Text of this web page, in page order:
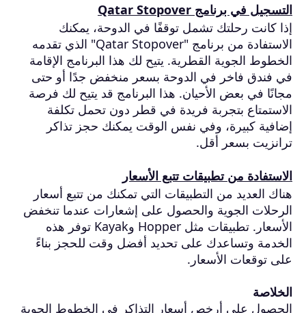
التسجيل في برنامج Qatar Stopover
إذا كانت رحلتك تشمل توقفًا في الدوحة، يمكنك
الاستفادة من برنامج "Qatar Stopover" الذي تقدمه
الخطوط الجوية القطرية. يتيح لك هذا البرنامج الإقامة
في فندق فاخر في الدوحة بسعر منخفض جدًا أو حتى
مجانًا في بعض الأحيان. هذا البرنامج قد يتيح لك فرصة
الاستمتاع بتجربة فريدة في قطر دون تحمل تكلفة
إضافية كبيرة، وفي نفس الوقت يمكنك حجز تذاكر
ترانزيت بسعر أقل.
الاستفادة من تطبيقات تتبع الأسعار
هناك العديد من التطبيقات التي تمكنك من تتبع أسعار
الرحلات الجوية والحصول على إشعارات عندما تنخفض
الأسعار. تطبيقات مثل Hopper وKayak توفر هذه
الخدمة وتساعدك على تحديد أفضل وقت للحجز بناءً
على توقعات الأسعار.
الخلاصة
الحصول على أرخص أسعار التذاكر في الخطوط الجوية